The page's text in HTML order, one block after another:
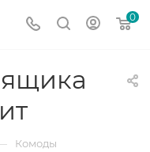
0
Комоды